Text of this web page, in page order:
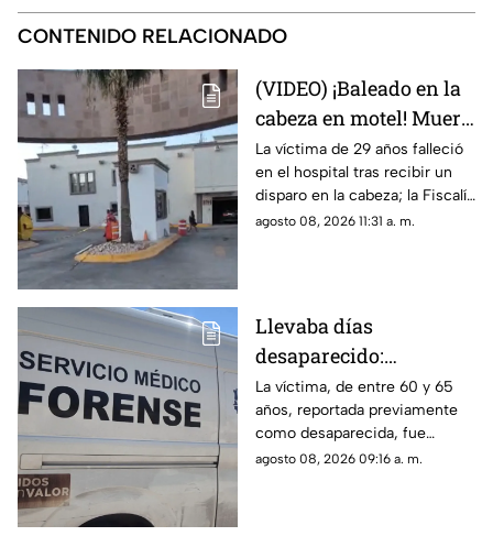
CONTENIDO RELACIONADO
(VIDEO) ¡Baleado en la
cabeza en motel! Muere
hombre tras 8 días de
recibir disparo por el
ex de su pareja en
Juárez
La víctima de 29 años falleció
en el hospital tras recibir un
disparo en la cabeza; la Fiscalía
busca a Diego A., expareja de
agosto 08, 2026 11:31 a. m.
Llevaba días
desaparecido:
Localizan sin vida a
adulto mayor adentro
de tambo adentro de
una casa en Ciudad
La víctima, de entre 60 y 65
años, reportada previamente
como desaparecida, fue
localizada en un cuarto de
agosto 08, 2026 09:16 a. m.